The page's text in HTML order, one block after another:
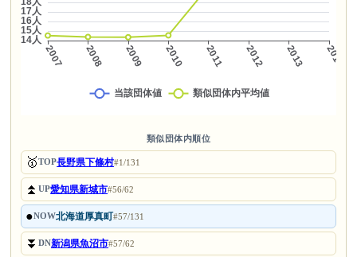
類似団体内順位
🥇TOP長野県下條村#1/131
⏫UP愛知県新城市#56/62
●NOW北海道厚真町#57/131
⏬DN新潟県魚沼市#57/62